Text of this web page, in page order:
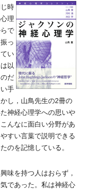
時
理
で
っ
い
以
だ
手
し，山鳥先生の2冊の
神経心理学への思いや
んなに面白い分野があ
すい言葉で説明できる
のを記憶している。
味を持つ人はおらず，
であった。私は神経心